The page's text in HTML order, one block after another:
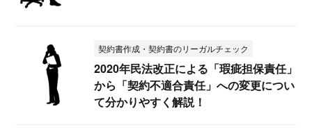
契約書作成・契約書のリーガルチェック
2020年民法改正による「瑕疵担保責任」
から「契約不適合責任」への変更につい
て分かりやすく解説！